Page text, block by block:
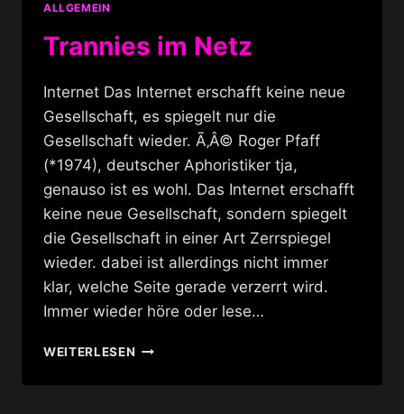
ALLGEMEIN
Trannies im Netz
Internet Das Internet erschafft keine neue
Gesellschaft, es spiegelt nur die
Gesellschaft wieder. Ã‚Â© Roger Pfaff
(*1974), deutscher Aphoristiker tja,
genauso ist es wohl. Das Internet erschafft
keine neue Gesellschaft, sondern spiegelt
die Gesellschaft in einer Art Zerrspiegel
wieder. dabei ist allerdings nicht immer
klar, welche Seite gerade verzerrt wird.
Immer wieder höre oder lese…
WEITERLESENTRANNIES
NETZ